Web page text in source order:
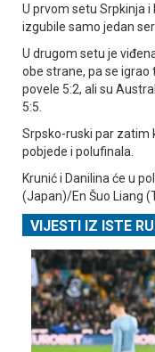
U prvom setu Srpkinja i
izgubile samo jedan
U drugom setu je
obe strane, pa se igrao
povele 5:2, ali su
5:5.
Srpsko-ruski par zatim
pobjede i polufinala.
Krunić i Danilina će u
(Јapan)/En Šuo Liang
VIJESTI IZ ISTE